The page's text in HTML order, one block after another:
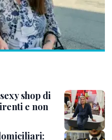
shop di
e non